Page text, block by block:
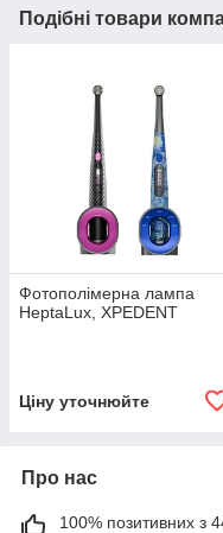
Подібні товари
Фотополімерна лампа
HeptaLux, XPEDENT
Ціну уточнюйте
Про нас
100% позитивних з 44